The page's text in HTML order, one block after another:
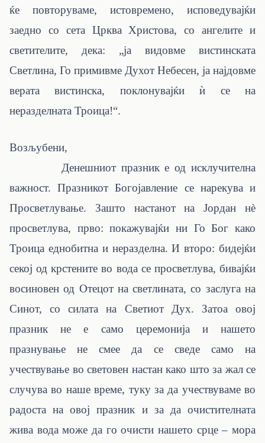
ќе повторуваме, истовремено, исповедувајќи
заедно со сета Црква Христова, со ангелите и
светителите, дека: „ја видовме вистинската
Светлина, Го примивме Духот Небесен, ја најдовме
верата вистинска, поклонувајќи ѝ се на
неразделната Троица!“.
Возљубени,
Денешниот празник е од исклучителна
важност. Празникот Богојавление се нарекува и
Просветлување. Зашто настанот на Јордан нè
просветлува, прво: покажувајќи ни Го Бог како
Троица еднобитна и неразделна. И второ: бидејќи
секој од крстените во вода се просветлува, бивајќи
восиновен од Отецот на светлината, со заслуга на
Синот, со силата на Светиот Дух. Затоа овој
празник не е само церемонија и нашето
празнување не смее да се сведе само на
учествување во световен настан како што за жал се
случува во наше време, туку за да учествуваме во
радоста на овој празник и за да очистителната
жива вода може да го очисти нашето срце – мора